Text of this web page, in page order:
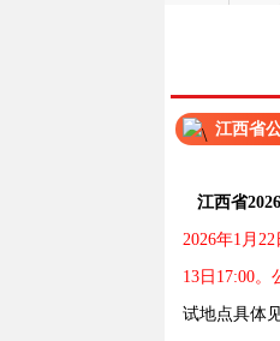
江西省
江西省
2026年1月
13日17:00。
试地点具体